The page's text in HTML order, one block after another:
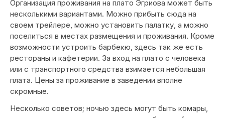
Организация проживания на плато Эгриова может быть
несколькими вариантами. Можно прибыть сюда на
своем трейлере, можно установить палатку, а можно
поселиться в местах размещения и проживания. Кроме
возможности устроить барбекю, здесь так же есть
рестораны и кафетерии. За вход на плато с человека
или с транспортного средства взимается небольшая
плата. Цены за проживание в заведении вполне
скромные.
Несколько советов; ночью здесь могут быть комары,